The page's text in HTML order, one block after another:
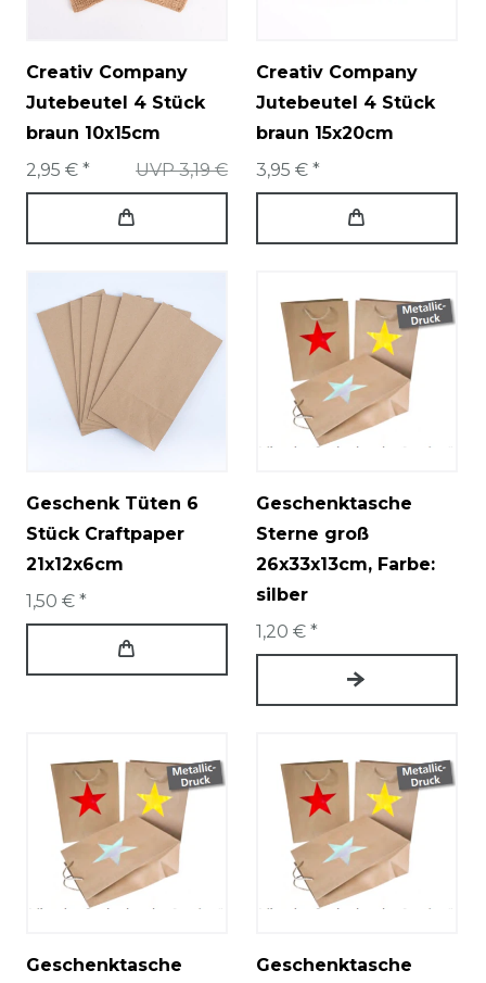
Creativ Company
Jutebeutel 4 Stück
braun 10x15cm
UVP 3,19 €
2,95 € *
Creativ Company
Jutebeutel 4 Stück
braun 15x20cm
3,95 € *
Geschenk Tüten 6
Stück Craftpaper
21x12x6cm
1,50 € *
Geschenktasche
Sterne groß
26x33x13cm, Farbe:
silber
1,20 € *
Geschenktasche
Geschenktasche